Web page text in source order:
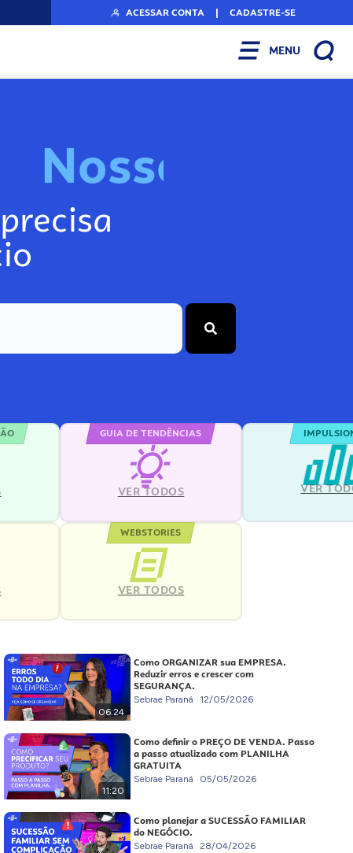
ACESSAR CONTA | CADASTRE-SE
MENU
Nosso
GUIA DE TENDÊNCIAS
VER TODOS VER
WEBSTORIES
VER TODOS
06:24
Como ORGANIZAR sua EMPRESA.
Reduzir erros e crescer com
SEGURANÇA.
Sebrae Paraná 12/05/2026
11:20
Como definir o PREÇO DE VENDA. Passo
a passo atualizado com PLANILHA
GRATUITA
Sebrae Paraná 05/05/2026
Como planejar a SUCESSÃO FAMILIAR
do NEGÓCIO.
Sebrae Paraná 28/04/2026